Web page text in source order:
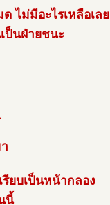
ไม่มีอะไรเหลือเลย
ป็นฝ่ายชนะ
ยบเป็นหน้ากลอง
นี้